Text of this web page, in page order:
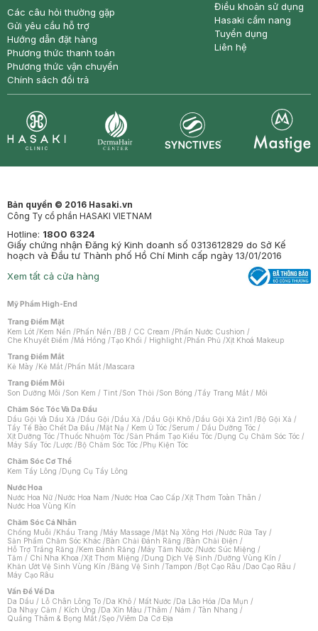
Các câu hỏi thường gặp
Gửi yêu cầu hỗ trợ
Hướng dẫn đặt hàng
Phương thức thanh toán
Phương thức vận chuyển
Chính sách đổi trả
Điều khoản sử dụng
Hasaki cẩm nang
Tuyển dụng
Liên hệ
Bản quyền © 2016 Hasaki.vn
Công Ty cổ phần HASAKI VIETNAM
Hotline: 1800 6324
Giấy chứng nhận Đăng ký Kinh doanh số 0313612829 do Sở Kế
hoạch và Đầu tư Thành phố Hồ Chí Minh cấp ngày 13/01/2016
Xem tất cả cửa hàng
Mỹ Phẩm High-End
Trang Điểm Mặt
Kem Lót / Kem Nền / Phấn Nền / BB / CC Cream / Phấn Nước Cushion /
Che Khuyết Điểm / Má Hồng /Tạo Khối / Highlight / Phấn Phủ /Xịt Khoá Makeup
Trang Điểm Mắt
Kẻ Mày / Kẻ Mắt / Phấn Mắt / Mascara
Trang Điểm Môi
Son Dưỡng Môi /Son Kem / Tint /Son Thỏi /Son Bóng /Tẩy Trang Mắt / Môi
Chăm Sóc Tóc Và Da Đầu
Dầu Gội Và Dầu Xả / Dầu Gội / Dầu Xả / Dầu Gội Khô / Dầu Gội Xả 2in1 / Bộ Gội Xả /
Tẩy Tế Bào Chết Da Đầu / Mặt Nạ / Kem Ủ Tóc /Serum / Dầu Dưỡng Tóc /
Xịt Dưỡng Tóc /Thuốc Nhuộm Tóc /Sản Phẩm Tạo Kiểu Tóc / Dụng Cụ Chăm Sóc Tóc /
Máy Sấy Tóc / Lược / Bộ Chăm Sóc Tóc / Phụ Kiện Tóc
Chăm Sóc Cơ Thể
Kem Tẩy Lông / Dụng Cụ Tẩy Lông
Nước Hoa
Nước Hoa Nữ / Nước Hoa Nam / Nước Hoa Cao Cấp /Xịt Thơm Toàn Thân /
Nước Hoa Vùng Kín
Chăm Sóc Cá Nhân
Chống Muỗi / Khẩu Trang / Máy Massage / Mặt Nạ Xông Hơi / Nước Rửa Tay /
Sản Phẩm Chăm Sóc Khác / Bàn Chải Đánh Răng / Bàn Chải Điện /
Hỗ Trợ Trắng Răng / Kem Đánh Răng / Máy Tăm Nước / Nước Súc Miệng /
Tăm / Chỉ Nha Khoa /Xịt Thơm Miệng / Dung Dịch Vệ Sinh / Dưỡng Vùng Kín /
Khăn Ướt Vệ Sinh Vùng Kín / Băng Vệ Sinh /Tampon / Bọt Cạo Râu / Dao Cạo Râu /
Máy Cạo Râu
Vấn Đề Về Da
Da Dầu / Lỗ Chân Lông To / Da Khô / Mất Nước / Da Lão Hóa / Da Mụn /
Da Nhạy Cảm / Kích Ứng / Da Xỉn Màu /Thâm / Nám / Tàn Nhang /
Quầng Thâm & Bọng Mắt /Sẹo /Viêm Da Cơ Địa